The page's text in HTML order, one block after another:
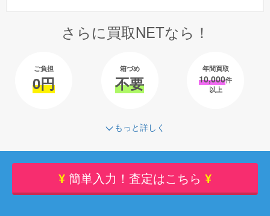
さらに買取NETなら！
ご負担
0円
箱づめ
不要
年間買取
10,000件
以上
もっと詳しく
¥ 簡単入力！査定はこちら ¥